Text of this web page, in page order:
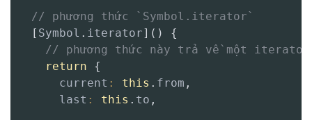
// phương thức `Symbol.iterator`
[ Symbol . iterator] ( )
{
// phương thức này trả về một
return
{
current : this . from ,
last : this . to ,